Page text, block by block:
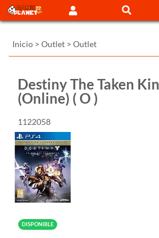
Inicio > Outlet > Outlet
Destiny The Taken
(Online) ( O )
1122058
DISPONIBLE